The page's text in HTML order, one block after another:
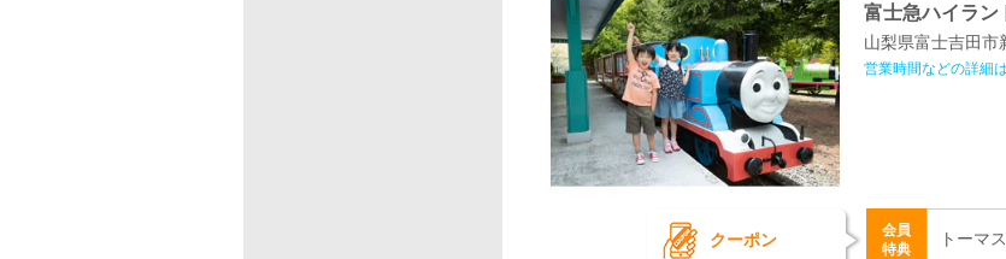
富士急ハイラン
山梨県富士吉田
営業時間などの詳細
クーポン
会員
特典
トーマ